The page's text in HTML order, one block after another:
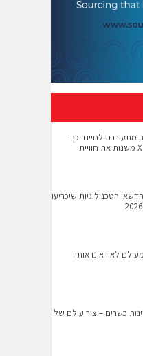
מתעוררת לחיים: כך
טכנולוגיות XR משנות את חוויית
הטכנולוגיות שיכריעו
לא ראינו אותו
כשרים – צור עולם של